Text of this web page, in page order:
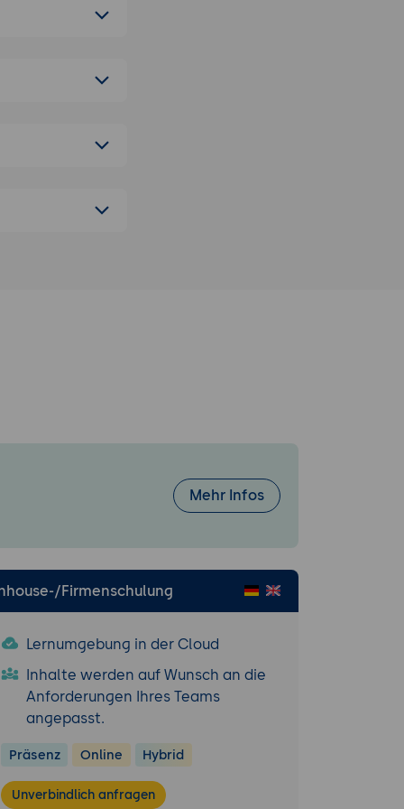
Mehr Infos
Firmenschulung
Lernumgebung in der Cloud
Inhalte werden auf Wunsch an die
Anforderungen Ihres Teams
angepasst.
Präsenz Online Hybrid
Unverbindlich anfragen